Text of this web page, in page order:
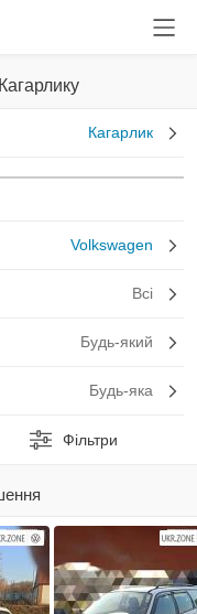
Кагарлик
Volkswagen
Всі
Будь-який
Будь-яка
Фільтри